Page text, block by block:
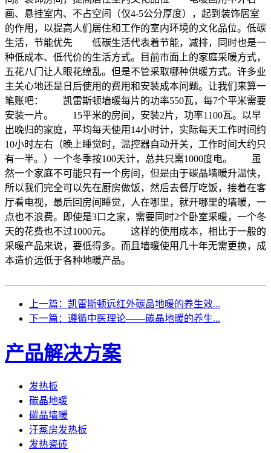
画、悬挂室内、不占空间（仅4-5公分厚度），起到装饰居室
的作用，以提高人们居住和工作的室内环境的文化品位。低碳
生活，节能优先 低碳生活代表着节能，减排，同时也是一
种低成本、低代价的生活方式。目前市面上的家庭采暖方式，
五花八门让人眼花缭乱。但是不管采取哪种供暖方式。许多业
主关心地还是日后使用的费用和安装成本问题。让我们来算一
笔账吧： 凯雷斯顿墙暖每片的功率550瓦，每7个平米需要
安装一片。 15平米的房间，安装2片，功率1100瓦。以早
出晚归的家庭，平均每天使用14小时计，实际每天工作时间约
10小时左右（晚上睡觉时，温控器自动开关，工作时间大约只
有一半。）一个冬季按100天计，总共只需1000度电。 虽
然一个家庭不可能只有一个房间，但是由于碳晶墙暖升温快，
所以我们完全可以先在厨房做饭，然后去餐厅吃饭，接着在客
厅看电视，最后回房间睡觉，人在哪里，就开哪里的墙暖，一
点也不浪费。即使是3口之家，需要同时2个卧室采暖，一个冬
天的花费也不过1000元。 这样的使用成本，相比于一般的
采暖产品来说，要低得多。而且墙暖使用几十年无需更换，成
本造价远低于各种地暖产品。
上一篇：凯雷斯顿远红外碳晶地暖的养生效...
下一篇：遵循中医理论——碳晶地暖的养生...
产品解决方案
发热板
碳晶地暖
碳晶墙暖
汗蒸房发热板
发热瓷砖